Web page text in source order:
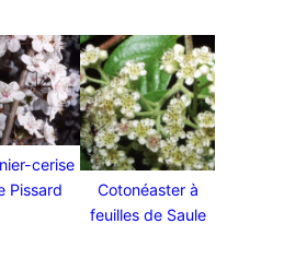
cerise
Pissard
Cotonéaster à
feuilles de Saule